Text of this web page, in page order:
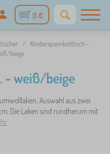
0 €
/
Kinderspannbetttuch -
beige
- weiß/beige
Auswahl aus zwei
Die Laken sind rundherum mit